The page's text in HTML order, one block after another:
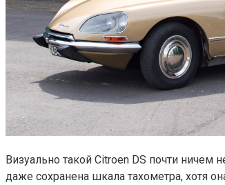
Визуально такой Citroen DS почти
даже сохранена шкала тахометра, хотя